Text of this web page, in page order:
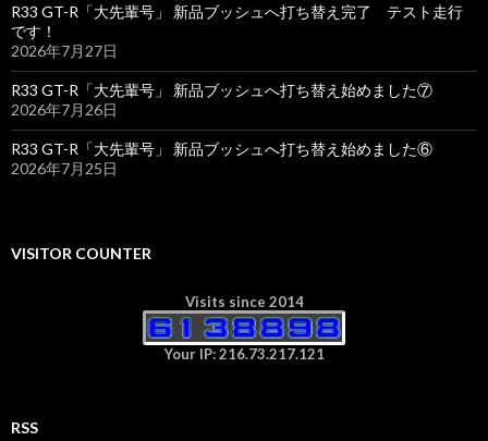
R33 GT-R「大先輩号」 新品ブッシュへ打ち替え完了 テスト走行
です！
2026年7月27日
R33 GT-R「大先輩号」 新品ブッシュへ打ち替え始めました⑦
2026年7月26日
R33 GT-R「大先輩号」 新品ブッシュへ打ち替え始めました⑥
2026年7月25日
VISITOR COUNTER
Visits since 2014
Your IP: 216.73.217.121
RSS